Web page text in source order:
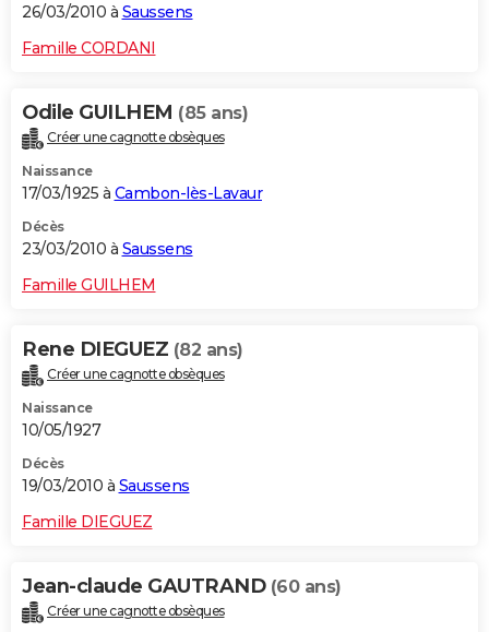
26/03/2010 à Saussens
Famille CORDANI
Odile GUILHEM (85 ans)
Créer une cagnotte obsèques
Naissance
17/03/1925 à Cambon-lès-Lavaur
Décès
23/03/2010 à Saussens
Famille GUILHEM
Rene DIEGUEZ (82 ans)
Créer une cagnotte obsèques
Naissance
10/05/1927
Décès
19/03/2010 à Saussens
Famille DIEGUEZ
Jean-claude GAUTRAND (60 ans)
Créer une cagnotte obsèques